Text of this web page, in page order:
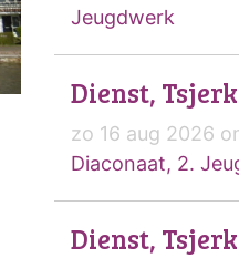
Jeugdwerk
Dienst,
zo 16 aug 2026
Diaconaat, 2.
Dienst,